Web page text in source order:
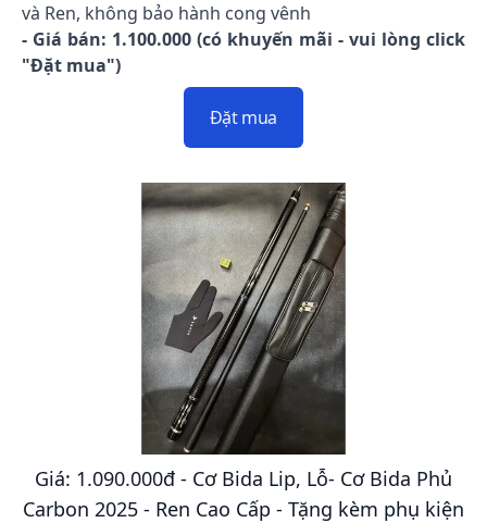
và Ren, không bảo hành cong vênh
- Giá bán: 1.100.000 (có khuyến mãi - vui lòng click
"Đặt mua")
Đặt mua
Giá: 1.090.000đ - Cơ Bida Lip, Lỗ- Cơ Bida Phủ
Carbon 2025 - Ren Cao Cấp - Tặng kèm phụ kiện